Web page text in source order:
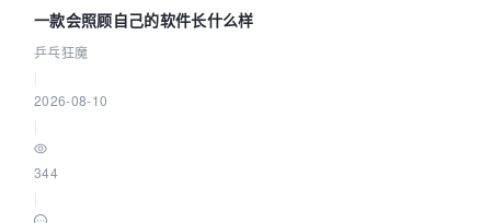
一款会照顾自己的软件长什么样
乒乓狂魔
2026-08-10
344